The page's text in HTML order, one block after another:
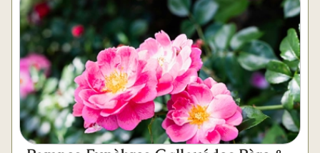
Blog
Mes dernières volontés